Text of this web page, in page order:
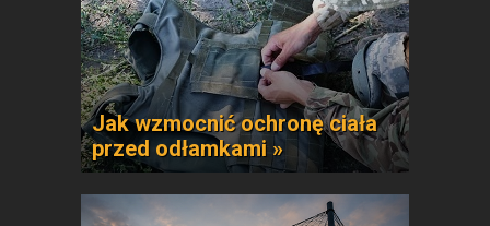
Jak wzmocnić ochronę ciała
przed odłamkami »